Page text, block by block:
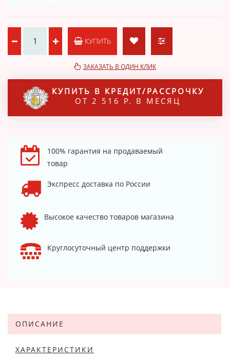
КУПИТЬ
ЗАКАЗАТЬ В ОДИН КЛИК
КУПИТЬ В КРЕДИТ/РАССРОЧКУ
ОТ 2 516 Р. В МЕСЯЦ
100% гарантия на продаваемый
товар
Экспресс доставка по России
Высокое качество товаров магазина
Круглосуточный центр поддержки
ОПИСАНИЕ
ХАРАКТЕРИСТИКИ